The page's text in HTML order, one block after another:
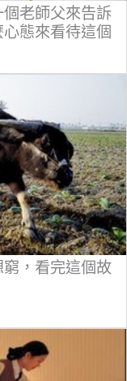
個老師父來告訴
態來看待這個
，看完這個故